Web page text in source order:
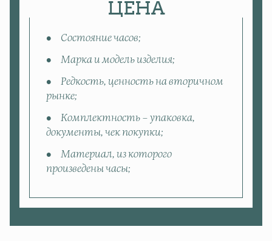
ЦЕНА
Состояние часов;
Марка и модель изделия;
Редкость, ценность на вторичном
рынке;
Комплектность – упаковка,
документы, чек покупки;
Материал, из которого
произведены часы;